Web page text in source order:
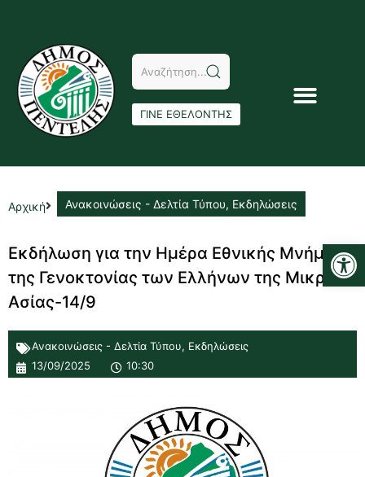
ΓΙΝΕ ΕΘΕΛΟΝΤΗΣ
Αρχική Ανακοινώσεις - Δελτία Τύπου, Εκδηλώσεις
Eκδήλωση για την Ημέρα Εθνικής Μνήμης
της Γενοκτονίας των Ελλήνων της Μικράς
Ασίας-14/9
Ανακοινώσεις - Δελτία Τύπου, Εκδηλώσεις
13/09/2025
10:30